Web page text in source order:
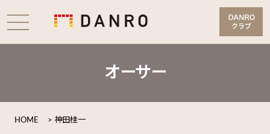
オーサー
HOME > 神田桂一